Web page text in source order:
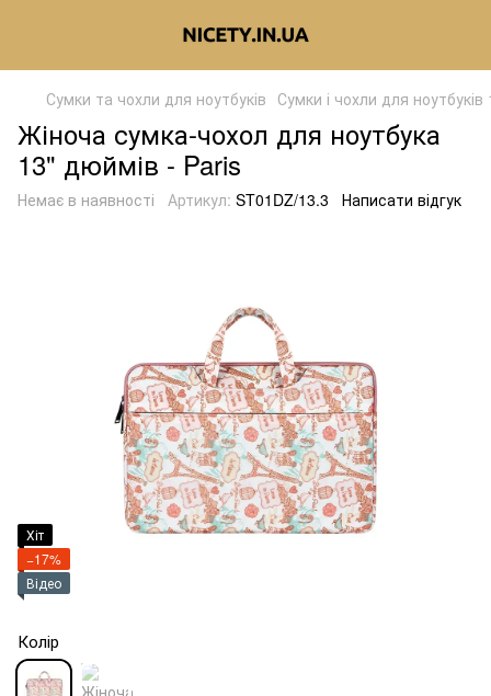
Сумки та чохли для ноутбуків Сумки і чохли для
Жіноча сумка-чохол для ноутбука
13" дюймів - Paris
Немає в наявності Артикул: ST01DZ/13.3 Написати відгук
Хіт
−17%
Відео
Колір